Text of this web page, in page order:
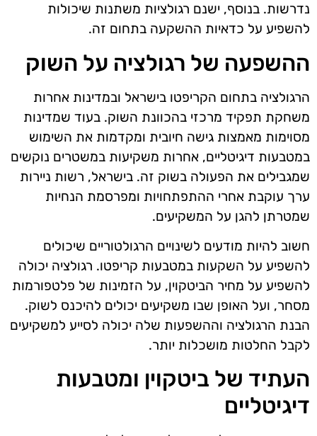
נדרשות. בנוסף, ישנם רגולציות משתנות שיכולות
להשפיע על כדאיות ההשקעה בתחום זה.
ההשפעה של רגולציה על השוק
הרגולציה בתחום הקריפטו בישראל ובמדינות אחרות
משחקת תפקיד מרכזי בהכוונת השוק. בעוד שמדינות
מסוימות מאמצות גישה חיובית ומקדמות את השימוש
במטבעות דיגיטליים, אחרות משקיעות במשטרים נוקשים
שמגבילים את הפעולה בשוק זה. בישראל, רשות ניירות
ערך עוקבת אחרי ההתפתחויות ומפרסמת הנחיות
שמטרתן להגן על המשקיעים.
חשוב להיות מודעים לשינויים הרגולטוריים שיכולים
להשפיע על השקעות במטבעות קריפטו. רגולציה יכולה
להשפיע על מחיר הביטקוין, על הזמינות של פלטפורמות
מסחר, ועל האופן שבו משקיעים יכולים להיכנס לשוק.
הבנת הרגולציה וההשפעות שלה יכולה לסייע למשקיעים
לקבל החלטות מושכלות יותר.
העתיד של ביטקוין ומטבעות
דיגיטליים